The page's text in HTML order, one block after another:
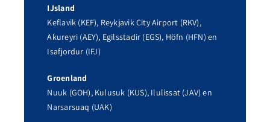
IJsland
Keflavik (KEF), Reykjavik City Airport (RKV),
Akureyri (AEY), Egilsstadir (EGS), Höfn (HFN) en
Isafjordur (IFJ)
Groenland
Nuuk (GOH), Kulusuk (KUS), Ilulissat (JAV) en
Narsarsuaq (UAK)